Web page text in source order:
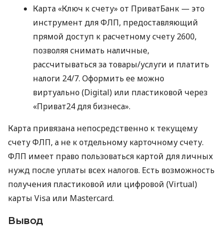
Карта «Ключ к счету» от ПриватБанк — это
инструмент для ФЛП, предоставляющий
прямой доступ к расчетному счету 2600,
позволяя снимать наличные,
рассчитываться за товары/услуги и платить
налоги 24/7. Оформить ее можно
виртуально (Digital) или пластиковой через
«Приват24 для бизнеса».
Карта привязана непосредственно к текущему
счету ФЛП, а не к отдельному карточному счету.
ФЛП имеет право пользоваться картой для личных
нужд после уплаты всех налогов. Есть возможность
получения пластиковой или цифровой (Virtual)
карты Visa или Mastercard.
Вывод